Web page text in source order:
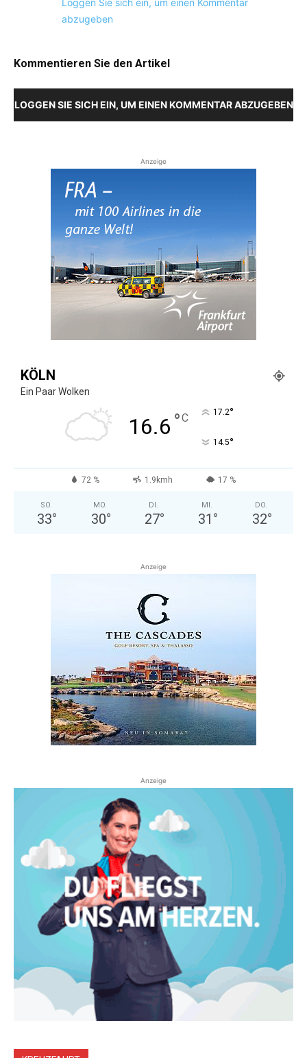
abzugeben
Kommentieren Sie den Artikel
LOGGEN SIE SICH EIN, UM EINEN KOMMENTAR ABZUGEBEN
Anzeige
KÖLN
Ein Paar Wolken
16.6 °C 17.2°
14.5°
72 % 1.9kmh 17 %
SO.
33°
MO.
30°
DI.
27°
MI.
31 °
DO.
32°
Anzeige
Anzeige